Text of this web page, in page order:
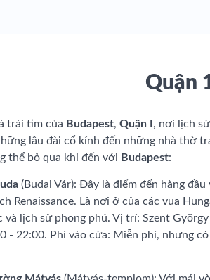
Quận
trái tim của Budapest, Quận I , nơi lịch
lâu đài cổ kính đến những nhà thờ
thể bỏ qua khi đến với Budapest:
(Budai Vár): Đây là điểm đến hàng
Renaissance. Là nơi ở của các vua
và lịch sử phong phú. Vị trí: Szent
- 22:00. Phí vào cửa: Miễn phí, nhưng